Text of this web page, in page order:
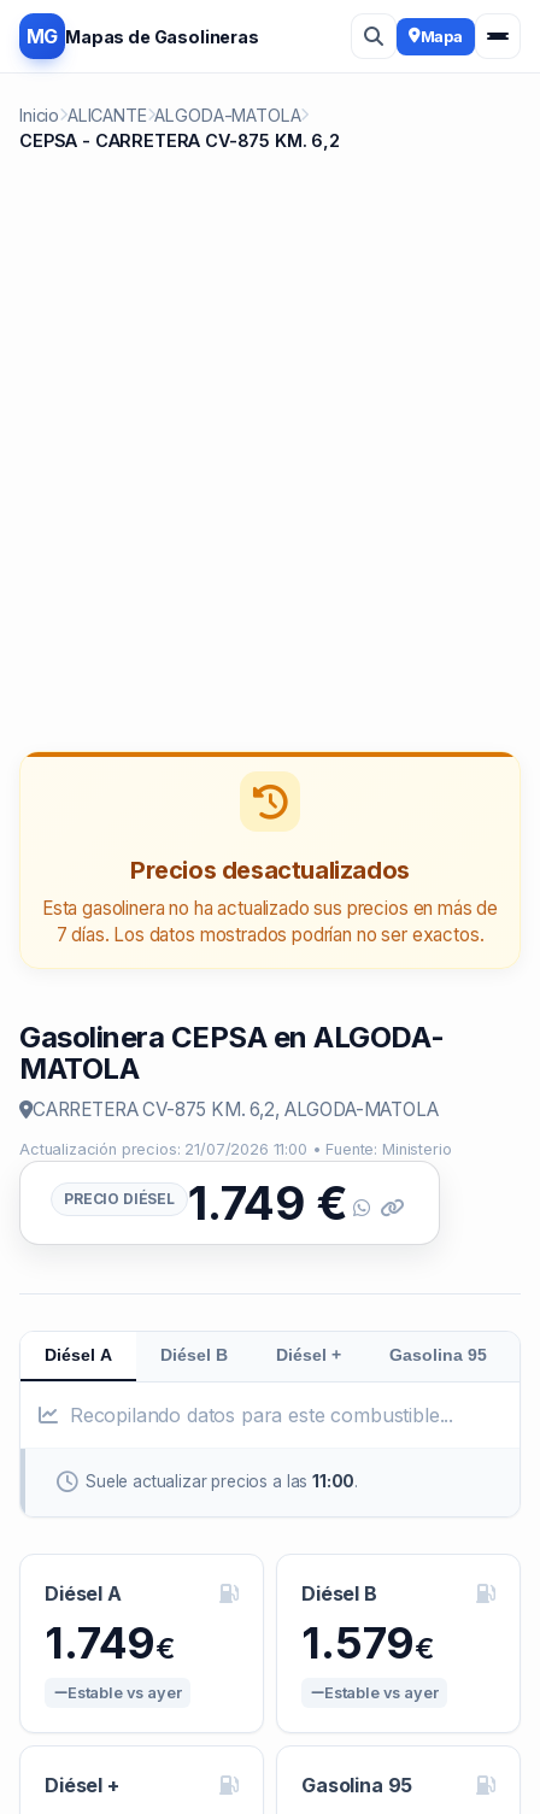
MG Mapas de Gasolineras Mapa
Inicio ALICANTE ALGODA-MATOLA
CEPSA - CARRETERA CV-875 KM. 6,2
Precios desactualizados
Esta gasolinera no ha actualizado sus precios en más de
7 días. Los datos mostrados podrían no ser exactos.
Gasolinera CEPSA en ALGODA-
MATOLA
CARRETERA CV-875 KM. 6,2, ALGODA-MATOLA
Actualización precios: 21/07/2026 11:00 • Fuente: Ministerio
PRECIO DIÉSEL 1.749 €
Diésel A Diésel B Diésel + Gasolina 95
Recopilando datos para este combustible...
Suele actualizar precios a las11:00.
Diésel A
1.749€
Estable vs ayer
Diésel B
1.579€
Estable vs ayer
Diésel + Gasolina 95